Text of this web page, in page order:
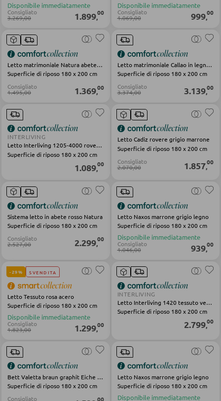
DORMIRE
Letti boxspring
Letti matrimoniali
Letti imbottiti
Camere complete
MATERASSI
Accessori per il materasso
Doghe
ARMADI
Armadi con ante scorrevoli
Armadi con ante a battente
SPECCHI
Specchi da terra
Specchi boudoir e da trucco
Specchi da bagno
Disponibile immediatamente
Consigliato
3.269,00 1.899,00
Disponibile immediatamente
Consigliato
1.069,00 999,00
Letto matrimoniale Natura abete naturale
Superficie di riposo 180 x 200 cm
Consigliato
1.495,00 1.369,00
Letto matrimoniale Callao in legno verde marrone
Superficie di riposo 180 x 200 cm
Consigliato
3.374,00 3.139,00
INTERLIVING
Letto Interliving 1205-4000 rovere marrone
Superficie di riposo 180 x 200 cm
1.089,00
Letto Cadiz rovere grigio marrone
Superficie di riposo 180 x 200 cm
Consigliato
2.070,00 1.857,00
Sistema letto in abete rosso Natura
Superficie di riposo 180 x 200 cm
Consigliato
2.527,00 2.299,00
Letto Naxos marrone grigio legno
Superficie di riposo 180 x 200 cm
Disponibile immediatamente
Consigliato
1.046,00 939,00
-29% SVENDITA
Letto Tessuto rosa acero
Superficie di riposo 180 x 200 cm
Disponibile immediatamente
Consigliato
1.823,00 1.299,00
INTERLIVING
Letto Interliving 1420 tessuto verde
Superficie di riposo 180 x 200 cm
2.799,00
Bett Valetta braun graphit Eiche Kunstleder
Superficie di riposo 180 x 200 cm
Consigliato
00
Letto Naxos marrone grigio legno
Superficie di riposo 180 x 200 cm
Disponibile immediatamente